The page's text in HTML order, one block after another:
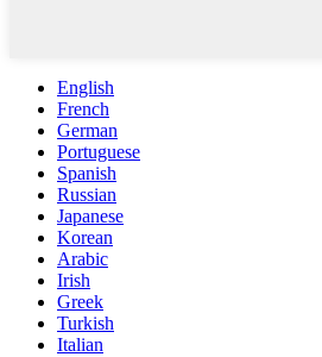
English
French
German
Portuguese
Spanish
Russian
Japanese
Korean
Arabic
Irish
Greek
Turkish
Italian